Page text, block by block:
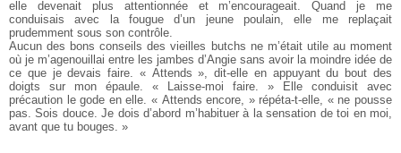
elle devenait plus attentionnée et m’encourageait. Quand je me
conduisais avec la fougue d’un jeune poulain, elle me replaçait
prudemment sous son contrôle.
Aucun des bons conseils des vieilles butchs ne m’était utile au moment
où je m’agenouillai entre les jambes d’Angie sans avoir la moindre idée de
ce que je devais faire. « Attends », dit-elle en appuyant du bout des
doigts sur mon épaule. « Laisse-moi faire. » Elle conduisit avec
précaution le gode en elle. « Attends encore, » répéta-t-elle, « ne pousse
pas. Sois douce. Je dois d’abord m’habituer à la sensation de toi en moi,
avant que tu bouges. »